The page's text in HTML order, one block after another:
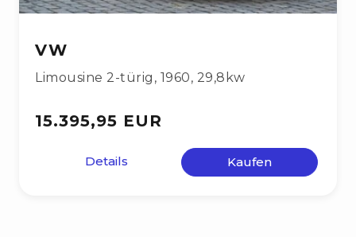
VW
Limousine 2-türig , 1960, 29,8kw
15.395,95 EUR
Details Kaufen